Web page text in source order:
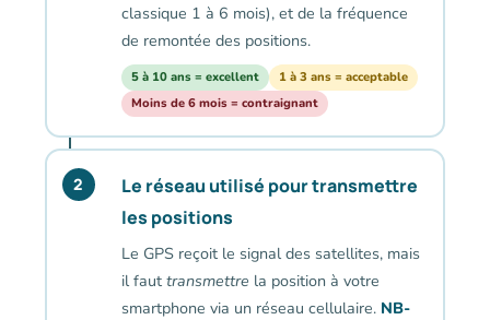
classique 1 à 6 mois), et de la fréquence
de remontée des positions.
5 à 10 ans = excellent
1 à 3 ans = acceptable
Moins de 6 mois = contraignant
2
Le réseau utilisé pour transmettre
les positions
Le GPS reçoit le signal des satellites, mais
il faut transmettre la position à votre
smartphone via un réseau cellulaire. NB-